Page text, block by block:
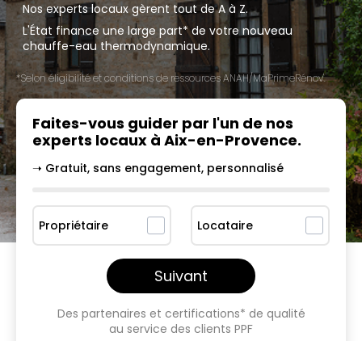
Nos experts locaux gèrent tout de A à Z.
L'État finance une large part* de votre nouveau
chauffe-eau thermodynamique.
*Selon éligibilité et conditions de ressources ANAH/MaPrimeRénov'.
Faites-vous guider par l'un de nos
experts locaux à Aix-en-Provence.
➝ Gratuit, sans engagement, personnalisé
Propriétaire Locataire
Suivant
Des partenaires et certifications* de qualité
au service des clients PPF